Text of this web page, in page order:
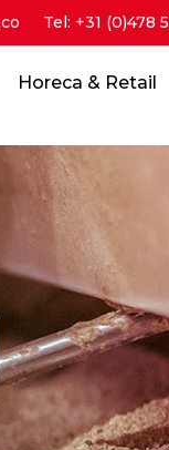
Tel: +31 (0)478
Horeca & Retail